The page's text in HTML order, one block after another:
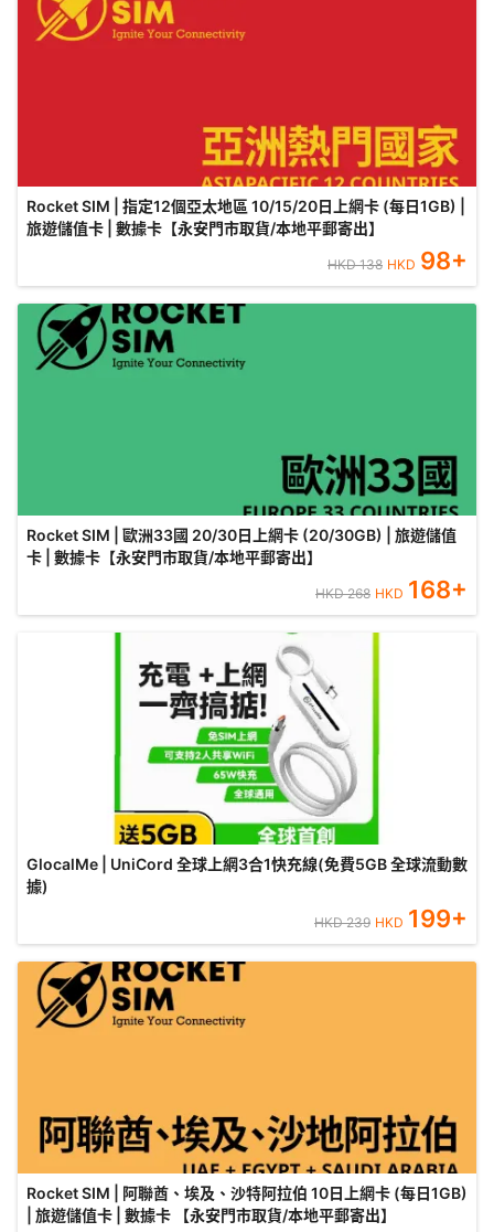
Rocket SIM | 指定12個亞太地區 10/15/20日上網卡 (每日1GB) |
旅遊儲值卡 | 數據卡【永安門市取貨/本地平郵寄出】
HKD138 HKD 98+
Rocket SIM | 歐洲33國 20/30日上網卡 (20/30GB) | 旅遊儲值
卡 | 數據卡【永安門市取貨/本地平郵寄出】
HKD268 HKD 168+
GlocalMe | UniCord 全球上網3合1快充線(免費5GB 全球流動數
據)
HKD239 HKD 199+
Rocket SIM | 阿聯酋、埃及、沙特阿拉伯 10日上網卡 (每日1GB)
| 旅遊儲值卡 | 數據卡 【永安門市取貨/本地平郵寄出】